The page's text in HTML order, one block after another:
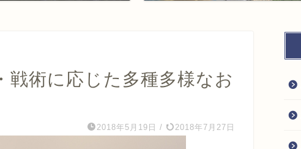
戦術に応じた多種多様なお
2018年5月19日 / 2018年7月27日